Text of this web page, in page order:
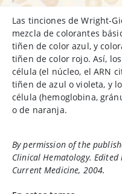
Las tinciones de Wright-
mezcla de colorantes
tiñen de color azul, y
tiñen de color rojo. Así,
célula (el núcleo, el ARN
tiñen de azul o violeta, y
célula (hemoglobina,
o de naranja.
By permission of the
Clinical Hematology. Edited
Current Medicine, 2004.